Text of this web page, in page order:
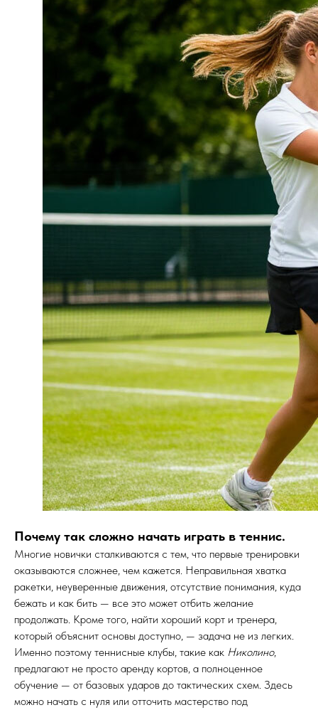
Почему так сложно начать играть в теннис.
Многие новички сталкиваются с тем, что первые тренировки
оказываются сложнее, чем кажется. Неправильная хватка
ракетки, неуверенные движения, отсутствие понимания, куда
бежать и как бить — все это может отбить желание
продолжать. Кроме того, найти хороший корт и тренера,
который объяснит основы доступно, — задача не из легких.
Именно поэтому теннисные клубы, такие как Николино,
предлагают не просто аренду кортов, а полноценное
обучение — от базовых ударов до тактических схем. Здесь
можно начать с нуля или отточить мастерство под